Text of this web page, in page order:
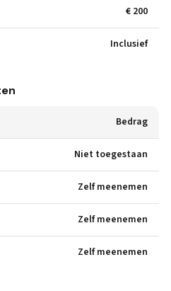
€ 200
Inclusief
Bedrag
Niet toegestaan
Zelf meenemen
Zelf meenemen
Zelf meenemen